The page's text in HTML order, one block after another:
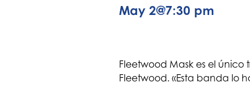
May 2@7:30 pm
Fleetwood Mask es el
Fleetwood. «Esta banda lo